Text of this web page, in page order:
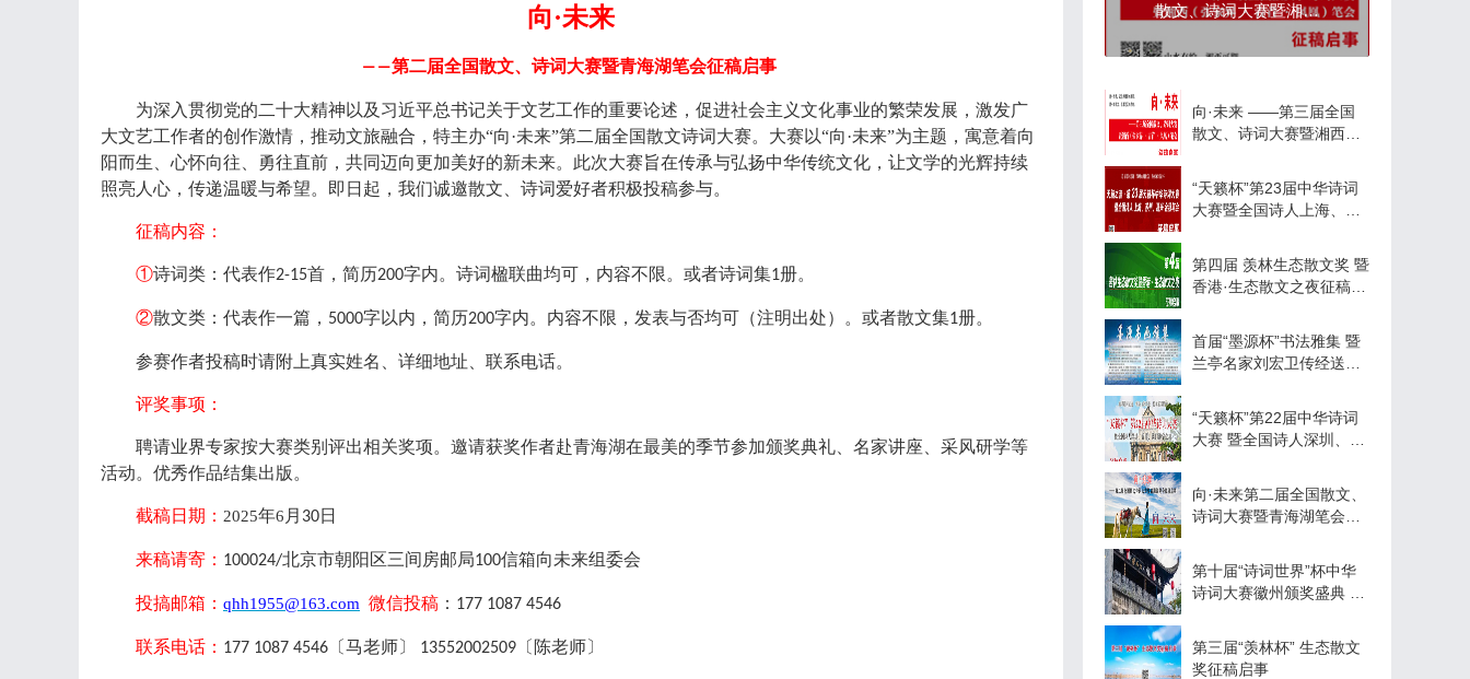
向·未来
――第二届全国散文、诗词大赛暨青海湖笔会征稿启事
为深入贯彻党的二十大精神以及习近平总书记关于文艺工作的重要论述，促进社会主义文化事业的繁荣发展，激发广
大文艺工作者的创作激情，推动文旅融合 ， 特主办“向·未来”第二届全国散文诗词大赛。大赛以“向·未来”为主题，寓意着向
阳而生、心怀向往、勇往直前，共同迈向更加美好的新未来。此次大赛旨在传承与弘扬中华传统文化，让文学的光辉持续
照亮人心，传递温暖与希望。即日起，我们诚邀散文、诗词爱好者积极投稿参与。
征稿内容：
①诗词类：代表作2-15首，简历200字内。诗词楹联曲均可，内容不限。或者诗词集1册。
②散文类：代表作一篇， 5000字以内，简历200字内。内容不限，发表与否均可（注明出处）。 或者散文集1册。
参赛作者投稿时请附上真实姓名、详细地址、联系电话。
评奖事项：
聘请业界专家按大赛类别评出相关奖项。邀请获奖作者赴青海湖在最美的季节参加颁奖典礼、名家讲座、采风研学等
活动。优秀作品结集出版。
截稿日期： 2025年6 月 30日
来稿请寄： 100024/北京市朝阳区三间房邮局100信箱向未来组委会
投搞邮箱： qhh1955@163.com 微信投稿 ： 177 1087 4546
联系电话： 177 1087 4546 〔马老师〕 13552002509 〔陈老师〕
散文、诗词大赛暨湘西
（张家界·吉首·凤凰）笔
会 征稿启事
向·未来 ——第三届全国
散文、诗词大赛暨湘西
会 征稿启事
“天籁杯”第23届中华诗词
大赛暨全国诗人上海、苏
事
第四届 羡林生态散文奖 暨
香港·生态散文之夜征稿启
首届“墨源杯”书法雅集 暨
兰亭名家刘宏卫传经送宝
“天籁杯”第22届中华诗词
大赛 暨全国诗人深圳、香
向·未来第二届全国散文、
诗词大赛暨青海湖笔会征
第十届“诗词世界”杯中华
诗词大赛徽州颁奖盛典 征
第三届“羡林杯” 生态散文
奖征稿启事